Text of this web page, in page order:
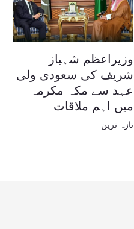
وزیراعظم شہباز
شریف کی سعودی ولی
عہد سے مکہ مکرمہ
میں اہم ملاقات
تازہ ترین